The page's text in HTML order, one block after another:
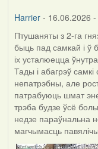
Harrier- 16.06.2026 -
Птушаняты з 2-га
быць пад самкай і ў
іх усталюецца
Тады і абагрэў самкі
непатрэбны, але
патрабуюць шмат
трэба будзе ўсё
недзе параўнальна
магчымасць